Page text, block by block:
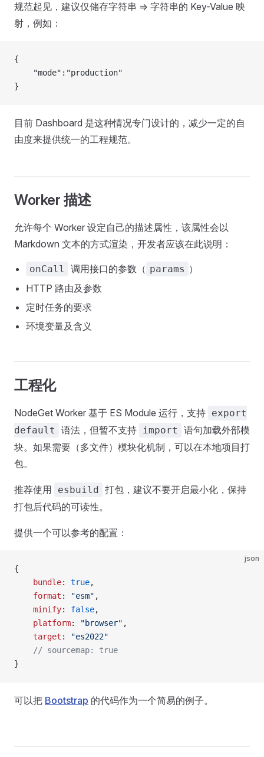
规范起见，建议仅储存字符串 => 字符串的 Key-Value 映
射，例如：
{
    "mode":"production"
}
目前 Dashboard 是这种情况专门设计的，减少一定的自
由度来提供统一的工程规范。
Worker 描述
允许每个 Worker 设定自己的描述属性，该属性会以
Markdown 文本的方式渲染，开发者应该在此说明：
onCall 调用接口的参数（ params ）
HTTP 路由及参数
定时任务的要求
环境变量及含义
工程化
NodeGet Worker 基于 ES Module 运行，支持 export
default
语法，但暂不支持 import
语句加载外部模
块。如果需要（多文件）模块化机制，可以在本地项目打
包。
推荐使用 esbuild 打包，建议不要开启最小化，保持
打包后代码的可读性。
提供一个可以参考的配置：
json
{
    bundle
: true,
    format
: "esm" ,
    minify
: false,
    platform
: "browser" ,
    target
:
"es2022"
    // sourcemap: true
}
可以把 Bootstrap 的代码作为一个简易的例子。